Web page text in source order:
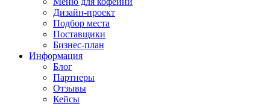
Дизайн-проект
Подбор места
Поставщики
Бизнес-план
Информация
Блог
Партнеры
Отзывы
Кейсы